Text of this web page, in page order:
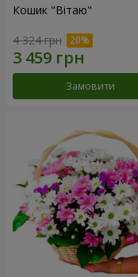
Кошик "Вітаю"
4 324 грн
Замовити